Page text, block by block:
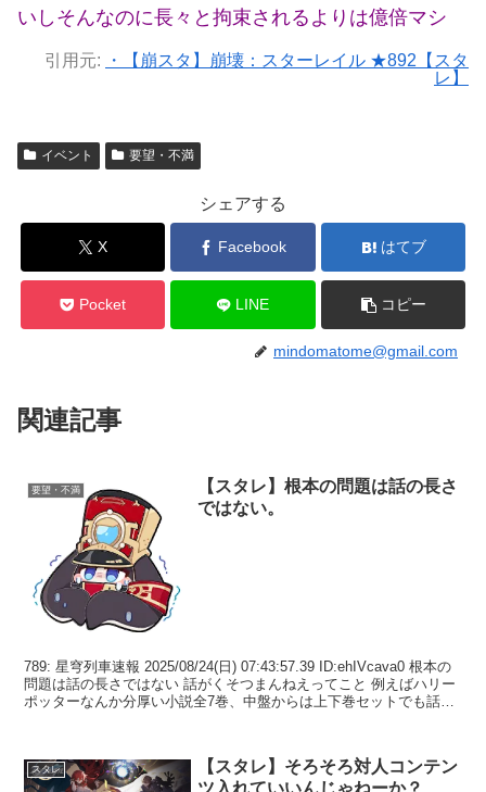
いしそんなのに長々と拘束されるよりは億倍マシ
引用元:
・【崩スタ】崩壊：スターレイル ★892【スタ
レ】
イベント 要望・不満
シェアする
X Facebook はてブ
Pocket LINE コピー
mindomatome@gmail.com
関連記事
要望・不満
【スタレ】根本の問題は話の長さ
ではない。
789: 星穹列車速報 2025/08/24(日) 07:43:57.39 ID:ehIVcava0 根本の
問題は話の長さではない 話がくそつまんねえってこと 例えばハリー
ポッターなんか分厚い小説全7巻、中盤からは上下巻セットでも話が
スタレ
【スタレ】そろそろ対人コンテン
ツ入れていいんじゃねーか？